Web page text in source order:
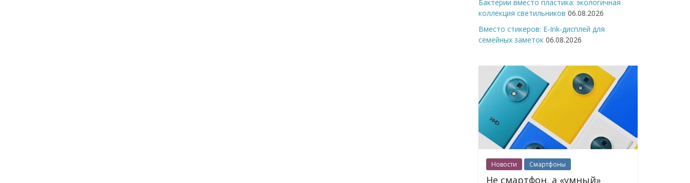
Бактерии вместо пластика: экологичная
коллекция светильников 06.08.2026
Вместо стикеров: E-Ink-дисплей для
семейных заметок 06.08.2026
Новости Смартфоны
Не смартфон, а «умный»